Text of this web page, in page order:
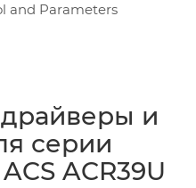
and Parameters
и
серии
ACR39U